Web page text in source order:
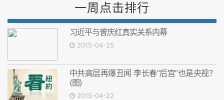
一周点击排行
习近平与曾庆红真实关系内幕
2015-04-25
中共高层再爆丑闻 李长春“后宫”也是央视？
(图)
2015-04-22